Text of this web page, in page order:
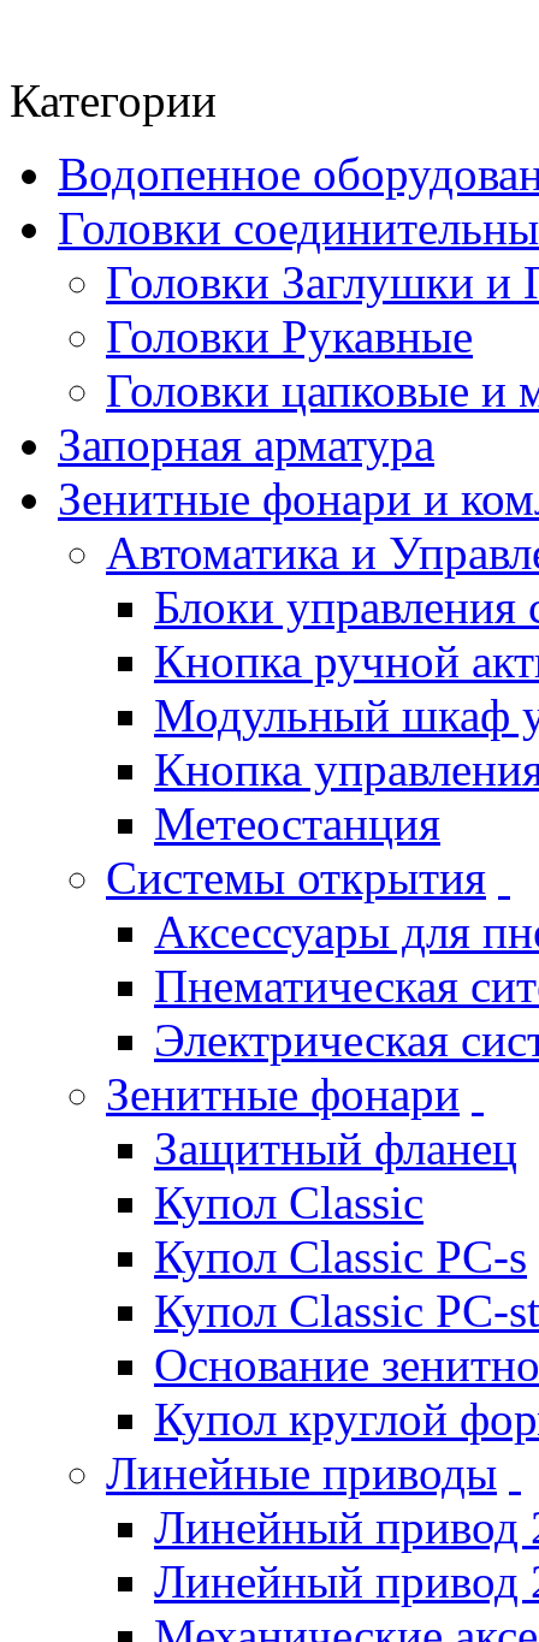
Категории
Водопенное
Головки
Головки Заглушки и
Головки Рукавные
Головки цапковые и
Запорная арматура
Зенитные фонари и
Автоматика и
Блоки
Кнопка ручной
Модульный шкаф
Кнопка
Метеостанция
Системы открытия
Аксессуары для
Пнематическая
Электрическая
Зенитные фонари
Защитный фланец
Купол Classic
Купол Classic PC-s
Купол Classic PC-st
Основание
Купол круглой
Линейные приводы
Линейный привод
Линейный привод